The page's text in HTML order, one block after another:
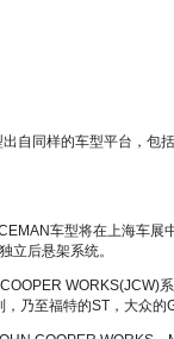
自同样的车型平台，包
车型将在上海车
立后悬架系统。
WORKS(JCW)
乃至福特的ST，大众的